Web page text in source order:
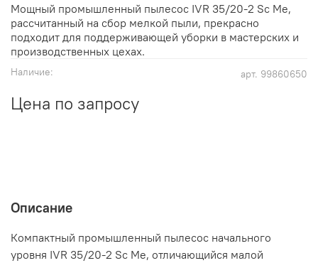
арт. 99860650
Наличие:
Цена по запросу
Мощный промышленный пылесос IVR 35/20-2 Sc Me,
рассчитанный на сбор мелкой пыли, прекрасно
подходит для поддерживающей уборки в мастерских и
производственных цехах.
Описание
Компактный промышленный пылесос начального
уровня IVR 35/20-2 Sc Me, отличающийся малой